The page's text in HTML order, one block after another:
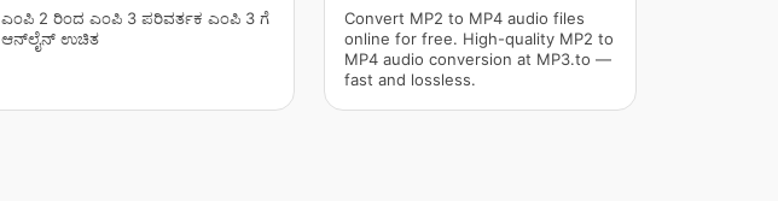
ಎಂಪಿ 2 ರಿಂದ ಎಂಪಿ 3 ಪರಿವರ್ತಕ ಎಂಪಿ 3 ಗೆ
ಆನ್‌ಲೈನ್ ಉಚಿತ
Convert MP2 to MP4 audio files
online for free. High-quality MP2 to
MP4 audio conversion at MP3.to —
fast and lossless.